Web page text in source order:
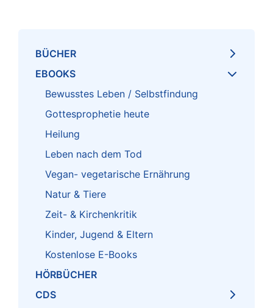
BÜCHER
EBOOKS
Bewusstes Leben / Selbstfindung
Gottesprophetie heute
Heilung
Leben nach dem Tod
Vegan- vegetarische Ernährung
Natur & Tiere
Zeit- & Kirchenkritik
Kinder, Jugend & Eltern
Kostenlose E-Books
HÖRBÜCHER
CDS